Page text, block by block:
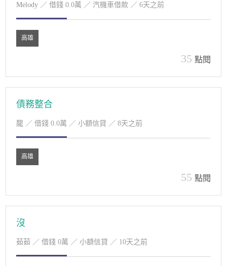
Melody ／ 借錢 0.0萬 ／ 汽機車借款 ／ 6天之前
高雄
35 點閱
債務整合
龍 ／ 借錢 0.0萬 ／ 小額信貸 ／ 8天之前
高雄
55 點閱
沒
茹茹 ／ 借錢 0萬 ／ 小額信貸 ／ 10天之前